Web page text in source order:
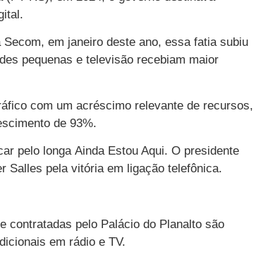
em janeiro deste ano, essa fatia subiu
pequenas e televisão recebiam maior
com um acréscimo relevante de recursos,
de 93%.
pelo longa Ainda Estou Aqui. O presidente
Salles pela vitória em ligação telefônica.
contratadas pelo Palácio do Planalto são
em rádio e TV.